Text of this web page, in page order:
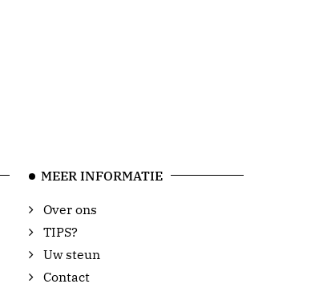
MEER INFORMATIE
Over ons
TIPS?
Uw steun
Contact